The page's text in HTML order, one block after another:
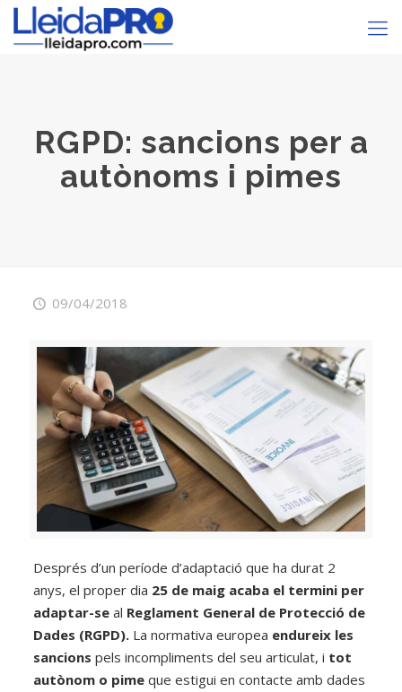
RGPD: sancions per a
autònoms i pimes
09/04/2018
Després d’un període d’adaptació que ha durat 2
anys, el proper dia 25 de maig acaba el termini per
adaptar-seal Reglament General de Protecció de
Dades (RGPD).La normativa europea endureix les
sancions pels incompliments del seu articulat, i tot
autònom o pimeque estigui en contacte amb dades